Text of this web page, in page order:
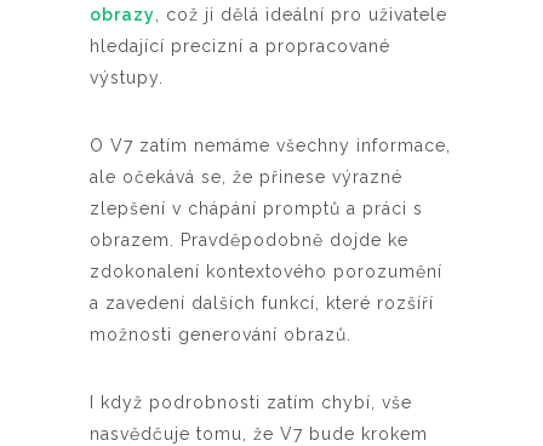
obrazy, což ji dělá ideální pro uživatele
hledající precizní a propracované
výstupy.
O V7 zatím nemáme všechny informace,
ale očekává se, že přinese výrazné
zlepšení v chápání promptů a práci s
obrazem. Pravděpodobně dojde ke
zdokonalení kontextového porozumění
a zavedení dalších funkcí, které rozšíří
možnosti generování obrazů.
I když podrobnosti zatím chybí, vše
nasvědčuje tomu, že V7 bude krokem